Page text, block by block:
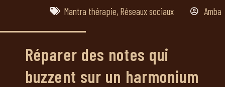
Mantra thérapie, Réseaux sociaux Amba
Réparer des notes qui
buzzent sur un harmonium